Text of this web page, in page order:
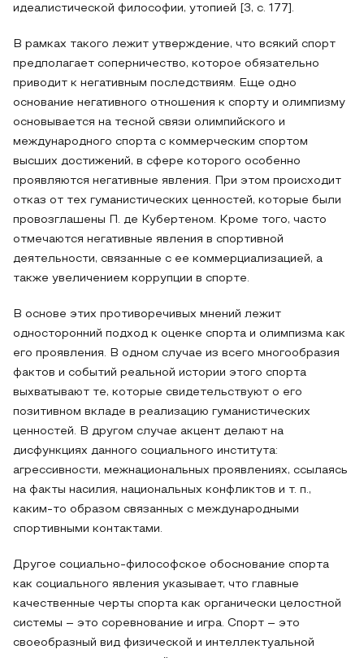
идеалистической философии, утопией [3, с. 177].
В рамках такого лежит утверждение, что всякий спорт
предполагает соперничество, которое обязательно
приводит к негативным последствиям. Еще одно
основание негативного отношения к спорту и олимпизму
основывается на тесной связи олимпийского и
международного спорта с коммерческим спортом
высших достижений, в сфере которого особенно
проявляются негативные явления. При этом происходит
отказ от тех гуманистических ценностей, которые были
провозглашены П. де Кубертеном. Кроме того, часто
отмечаются негативные явления в спортивной
деятельности, связанные с ее коммерциализацией, а
также увеличением коррупции в спорте.
В основе этих противоречивых мнений лежит
односторонний подход к оценке спорта и олимпизма как
его проявления. В одном случае из всего многообразия
фактов и событий реальной истории этого спорта
выхватывают те, которые свидетельствуют о его
позитивном вкладе в реализацию гуманистических
ценностей. В другом случае акцент делают на
дисфункциях данного социального института:
агрессивности, межнациональных проявлениях, ссылаясь
на факты насилия, национальных конфликтов и т. п.,
каким-то образом связанных с международными
спортивными контактами.
Другое социально-философское обоснование спорта
как социального явления указывает, что главные
качественные черты спорта как органически целостной
системы – это соревнование и игра. Спорт – это
своеобразный вид физической и интеллектуальной